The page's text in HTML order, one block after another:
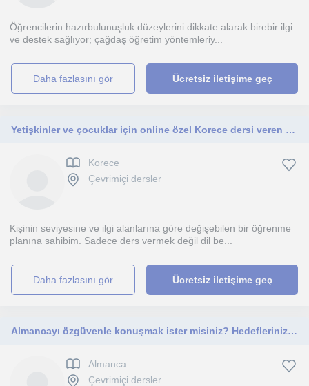
Öğrencilerin hazırbulunuşluk düzeylerini dikkate alarak birebir ilgi
ve destek sağlıyor; çağdaş öğretim yöntemleriy...
daha fazlasını gör Ücretsiz iletişime geç
Yetişkinler ve çocuklar için online özel Korece dersi veren deneyimli Korece öğretmeni.
Korece
Çevrimiçi dersler
Kişinin seviyesine ve ilgi alanlarına göre değişebilen bir öğrenme
planına sahibim. Sadece ders vermek değil dil be...
daha fazlasını gör Ücretsiz iletişime geç
Almancayı özgüvenle konuşmak ister misiniz? Hedeflerinize uygun, kişiye özel online dersler sunuyorum.
Almanca
Çevrimiçi dersler